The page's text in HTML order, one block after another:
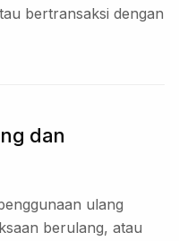
bertransaksi dengan
dan
ulang
berulang, atau